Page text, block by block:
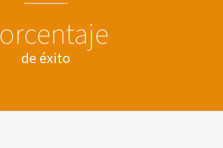
de éxito